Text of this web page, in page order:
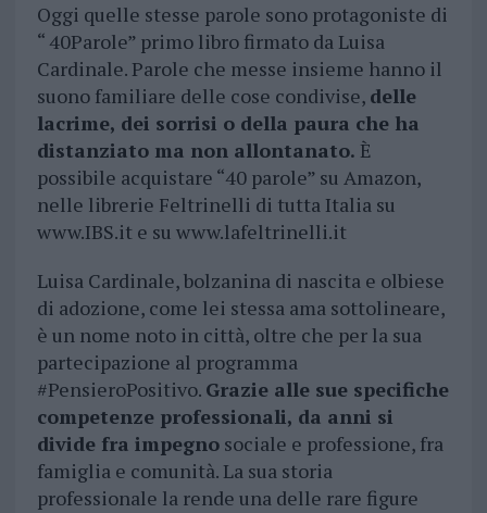
Oggi quelle stesse parole sono protagoniste di
“ 40Parole” primo libro firmato da Luisa
Cardinale. Parole che messe insieme hanno il
suono familiare delle cose condivise, delle
lacrime, dei sorrisi o della paura che ha
distanziato ma non allontanato. È
possibile acquistare “40 parole” su Amazon,
nelle librerie Feltrinelli di tutta Italia su
www.IBS.it e su www.lafeltrinelli.it
Luisa Cardinale, bolzanina di nascita e olbiese
di adozione, come lei stessa ama sottolineare,
è un nome noto in città, oltre che per la sua
partecipazione al programma
#PensieroPositivo. Grazie alle sue specifiche
competenze professionali, da anni si
divide fra impegnosociale e professione, fra
famiglia e comunità. La sua storia
professionale la rende una delle rare figure